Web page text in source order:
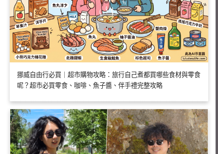
挪威自由行必買｜超市購物攻略：旅行自己煮都買哪些食材與零食
呢？超市必買零食、咖啡、魚子醬、伴手禮完整攻略